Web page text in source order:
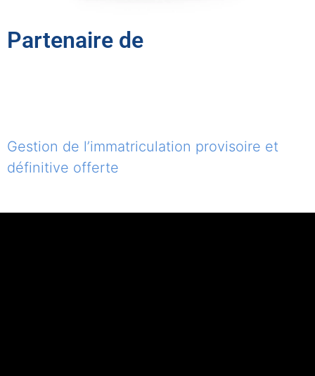
Partenaire de
Gestion de l’immatriculation provisoire et
définitive offerte